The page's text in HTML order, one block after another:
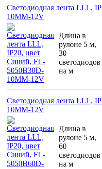
Светодиодная лента LLL,
10MM-12V
Длина в
рулоне 5 м,
30
светодиодов
на м
Светодиодная лента LLL,
10MM-12V
Длина в
рулоне 5 м,
60
светодиодов
на м